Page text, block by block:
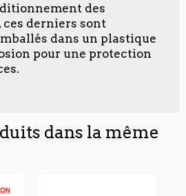
des
derniers sont
dans un plastique
pour une protection
dans la même